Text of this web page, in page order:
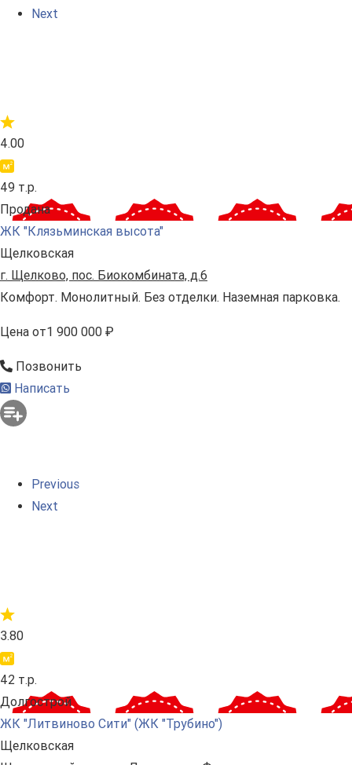
Next
4.00
49 т.р.
Продана
ЖК "Клязьминская высота"
Щелковская
г. Щелково, пос. Биокомбината, д.6
Комфорт. Монолитный. Без отделки. Наземная парковка.
Цена от1 900 000 ₽
Позвонить
Написать
Previous
Next
3.80
42 т.р.
Долгострой
ЖК "Литвиново Сити" (ЖК "Трубино")
Щелковская